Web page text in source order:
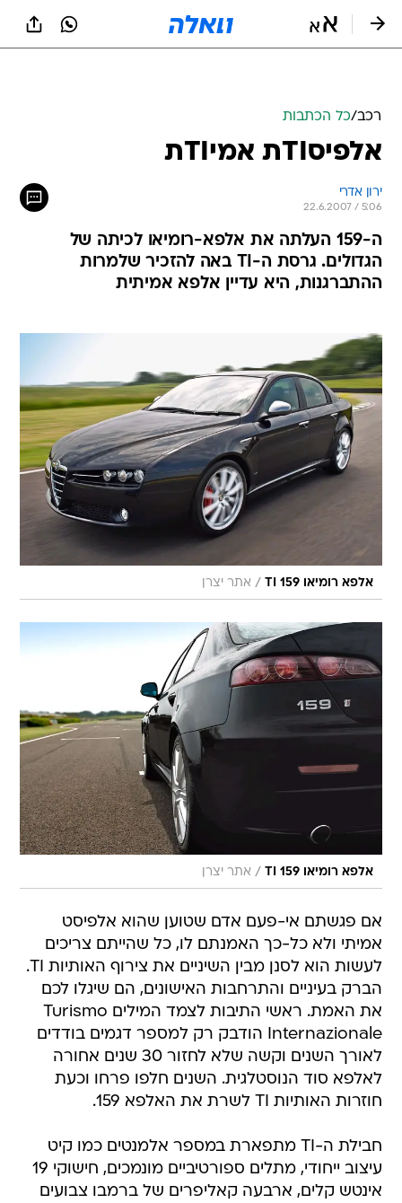
רכב/כל הכתבות
אלפיסTIת אמיTIת
ירון אדרי
22.6.2007 / 5:06
ה-159 העלתה את אלפא-רומיאו לכיתה של
הגדולים. גרסת ה-TI באה להזכיר שלמרות
ההתברגנות, היא עדיין אלפא אמיתית
אלפא רומיאו 159 TI / אתר יצרן
אלפא רומיאו 159 TI / אתר יצרן
אם פגשתם אי-פעם אדם שטוען שהוא אלפיסט
אמיתי ולא כל-כך האמנתם לו, כל שהייתם צריכים
לעשות הוא לסנן מבין השיניים את צירוף האותיות TI.
הברק בעיניים והתרחבות האישונים, הם שיגלו לכם
את האמת. ראשי התיבות לצמד המילים Turismo
Internazionale הודבק רק למספר דגמים בודדים
לאורך השנים וקשה שלא לחזור 30 שנים אחורה
לאלפא סוד הנוסטלגית. השנים חלפו פרחו וכעת
חוזרות האותיות TI לשרת את האלפא 159.
חבילת ה-TI מתפארת במספר אלמנטים כמו קיט
עיצוב ייחודי, מתלים ספורטיביים מונמכים, חישוקי 19
אינטש קלים, ארבעה קאליפרים של ברמבו צבועים